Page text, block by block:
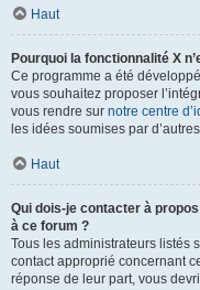
Haut
Pourquoi la fonctionnalité X
Ce programme a été
vous souhaitez proposer
vous rendre sur notre centre
les idées soumises par
Haut
Qui dois-je contacter à
à ce forum ?
Tous les administrateurs listés
contact approprié concernant
réponse de leur part, vous